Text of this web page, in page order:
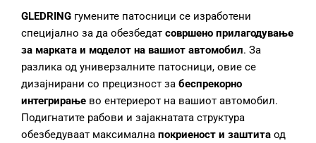
GLEDRING гумените патосници се изработени
специјално за да обезбедат совршено прилагодување
за марката и моделот на вашиот автомобил. За
разлика од универзалните патосници, овие се
дизајнирани со прецизност за беспрекорно
интегрирање во ентериерот на вашиот автомобил.
Подигнатите рабови и зајакнатата структура
обезбедуваат максимална покриеност и заштита од